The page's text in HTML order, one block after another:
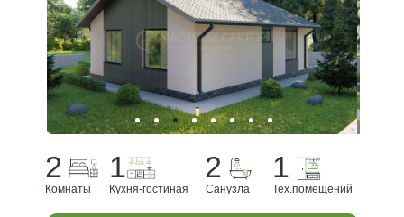
1
Кухня-гостиная
2
Комнаты
2
Санузла
1
Тех.помещений